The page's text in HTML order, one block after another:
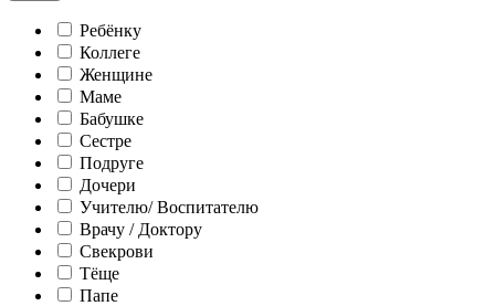
Ребёнку
Коллеге
Женщине
Маме
Бабушке
Сестре
Подруге
Дочери
Учителю/ Воспитателю
Врачу / Доктору
Свекрови
Тёще
Папе